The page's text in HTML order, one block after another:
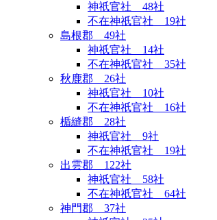
神祇官社 48社
不在神祇官社 19社
島根郡 49社
神祇官社 14社
不在神祇官社 35社
秋鹿郡 26社
神祇官社 10社
不在神祇官社 16社
楯縫郡 28社
神祇官社 9社
不在神祇官社 19社
出雲郡 122社
神祇官社 58社
不在神祇官社 64社
神門郡 37社